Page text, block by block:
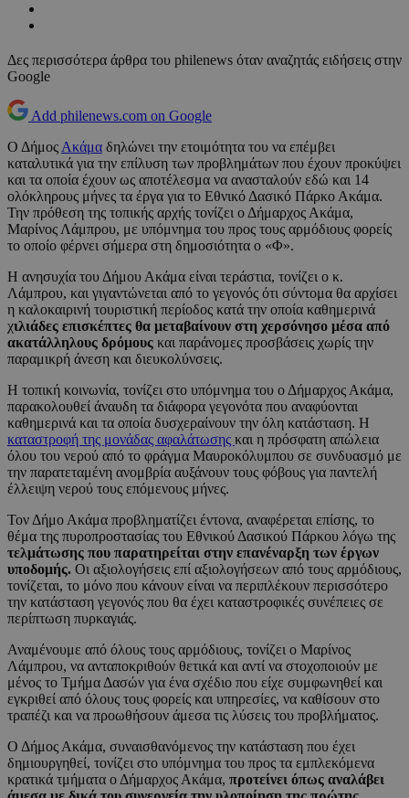
Δες περισσότερα άρθρα του philenews όταν αναζητάς ειδήσεις στην
Google
Add philenews.com on Google
Ο Δήμος Ακάμα δηλώνει την ετοιμότητα του να επέμβει
καταλυτικά για την επίλυση των προβλημάτων που έχουν προκύψει
και τα οποία έχουν ως αποτέλεσμα να ανασταλούν εδώ και 14
ολόκληρους μήνες τα έργα για το Εθνικό Δασικό Πάρκο Ακάμα.
Την πρόθεση της τοπικής αρχής τονίζει ο Δήμαρχος Ακάμα,
Μαρίνος Λάμπρου, με υπόμνημα του προς τους αρμόδιους φορείς
το οποίο φέρνει σήμερα στη δημοσιότητα ο «Φ».
Η ανησυχία του Δήμου Ακάμα είναι τεράστια, τονίζει ο κ.
Λάμπρου, και γιγαντώνεται από το γεγονός ότι σύντομα θα αρχίσει
η καλοκαιρινή τουριστική περίοδος κατά την οποία καθημερινά
χιλιάδες επισκέπτες θα μεταβαίνουν στη χερσόνησο μέσα από
ακατάλληλους δρόμους και παράνομες προσβάσεις χωρίς την
παραμικρή άνεση και διευκολύνσεις.
Η τοπική κοινωνία, τονίζει στο υπόμνημα του ο Δήμαρχος Ακάμα,
παρακολουθεί άναυδη τα διάφορα γεγονότα που αναφύονται
καθημερινά και τα οποία δυσχεραίνουν την όλη κατάσταση. Η
καταστροφή της μονάδας αφαλάτωσης και η πρόσφατη απώλεια
όλου του νερού από το φράγμα Μαυροκόλυμπου σε συνδυασμό με
την παρατεταμένη ανομβρία αυξάνουν τους φόβους για παντελή
έλλειψη νερού τους επόμενους μήνες.
Τον Δήμο Ακάμα προβληματίζει έντονα, αναφέρεται επίσης, το
θέμα της πυροπροστασίας του Εθνικού Δασικού Πάρκου λόγω της
τελμάτωσης που παρατηρείται στην επανέναρξη των έργων
υποδομής. Οι αξιολογήσεις επί αξιολογήσεων από τους αρμόδιους,
τονίζεται, το μόνο που κάνουν είναι να περιπλέκουν περισσότερο
την κατάσταση γεγονός που θα έχει καταστροφικές συνέπειες σε
περίπτωση πυρκαγιάς.
Αναμένουμε από όλους τους αρμόδιους, τονίζει ο Μαρίνος
Λάμπρου, να ανταποκριθούν θετικά και αντί να στοχοποιούν με
μένος το Τμήμα Δασών για ένα σχέδιο που είχε συμφωνηθεί και
εγκριθεί από όλους τους φορείς και υπηρεσίες, να καθίσουν στο
τραπέζι και να προωθήσουν άμεσα τις λύσεις του προβλήματος.
Ο Δήμος Ακάμα, συναισθανόμενος την κατάσταση που έχει
δημιουργηθεί, τονίζει στο υπόμνημα του προς τα εμπλεκόμενα
κρατικά τμήματα ο Δήμαρχος Ακάμα, προτείνει όπως αναλάβει